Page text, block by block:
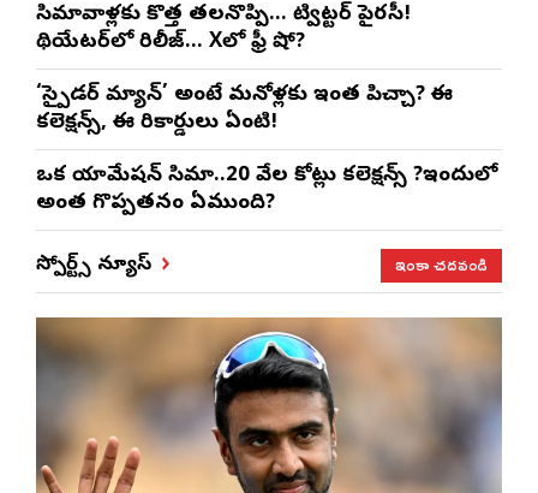
సినిమావాళ్లకు కొత్త తలనొప్పి… ట్విట్టర్ పైరసీ!
థియేటర్‌లో రిలీజ్… Xలో ఫ్రీ షో?
‘స్పైడర్ మ్యాన్’ అంటే మనోళ్లకు ఇంత పిచ్చా? ఈ
కలెక్షన్స్, ఈ రికార్డులు ఏంటి!
ఒక యానిమేషన్ సినిమా..20 వేల కోట్లు కలెక్షన్స్ ?ఇందులో
అంత గొప్పతనం ఏముంది?
స్పోర్ట్స్ న్యూస్ ఇంకా చదవండి